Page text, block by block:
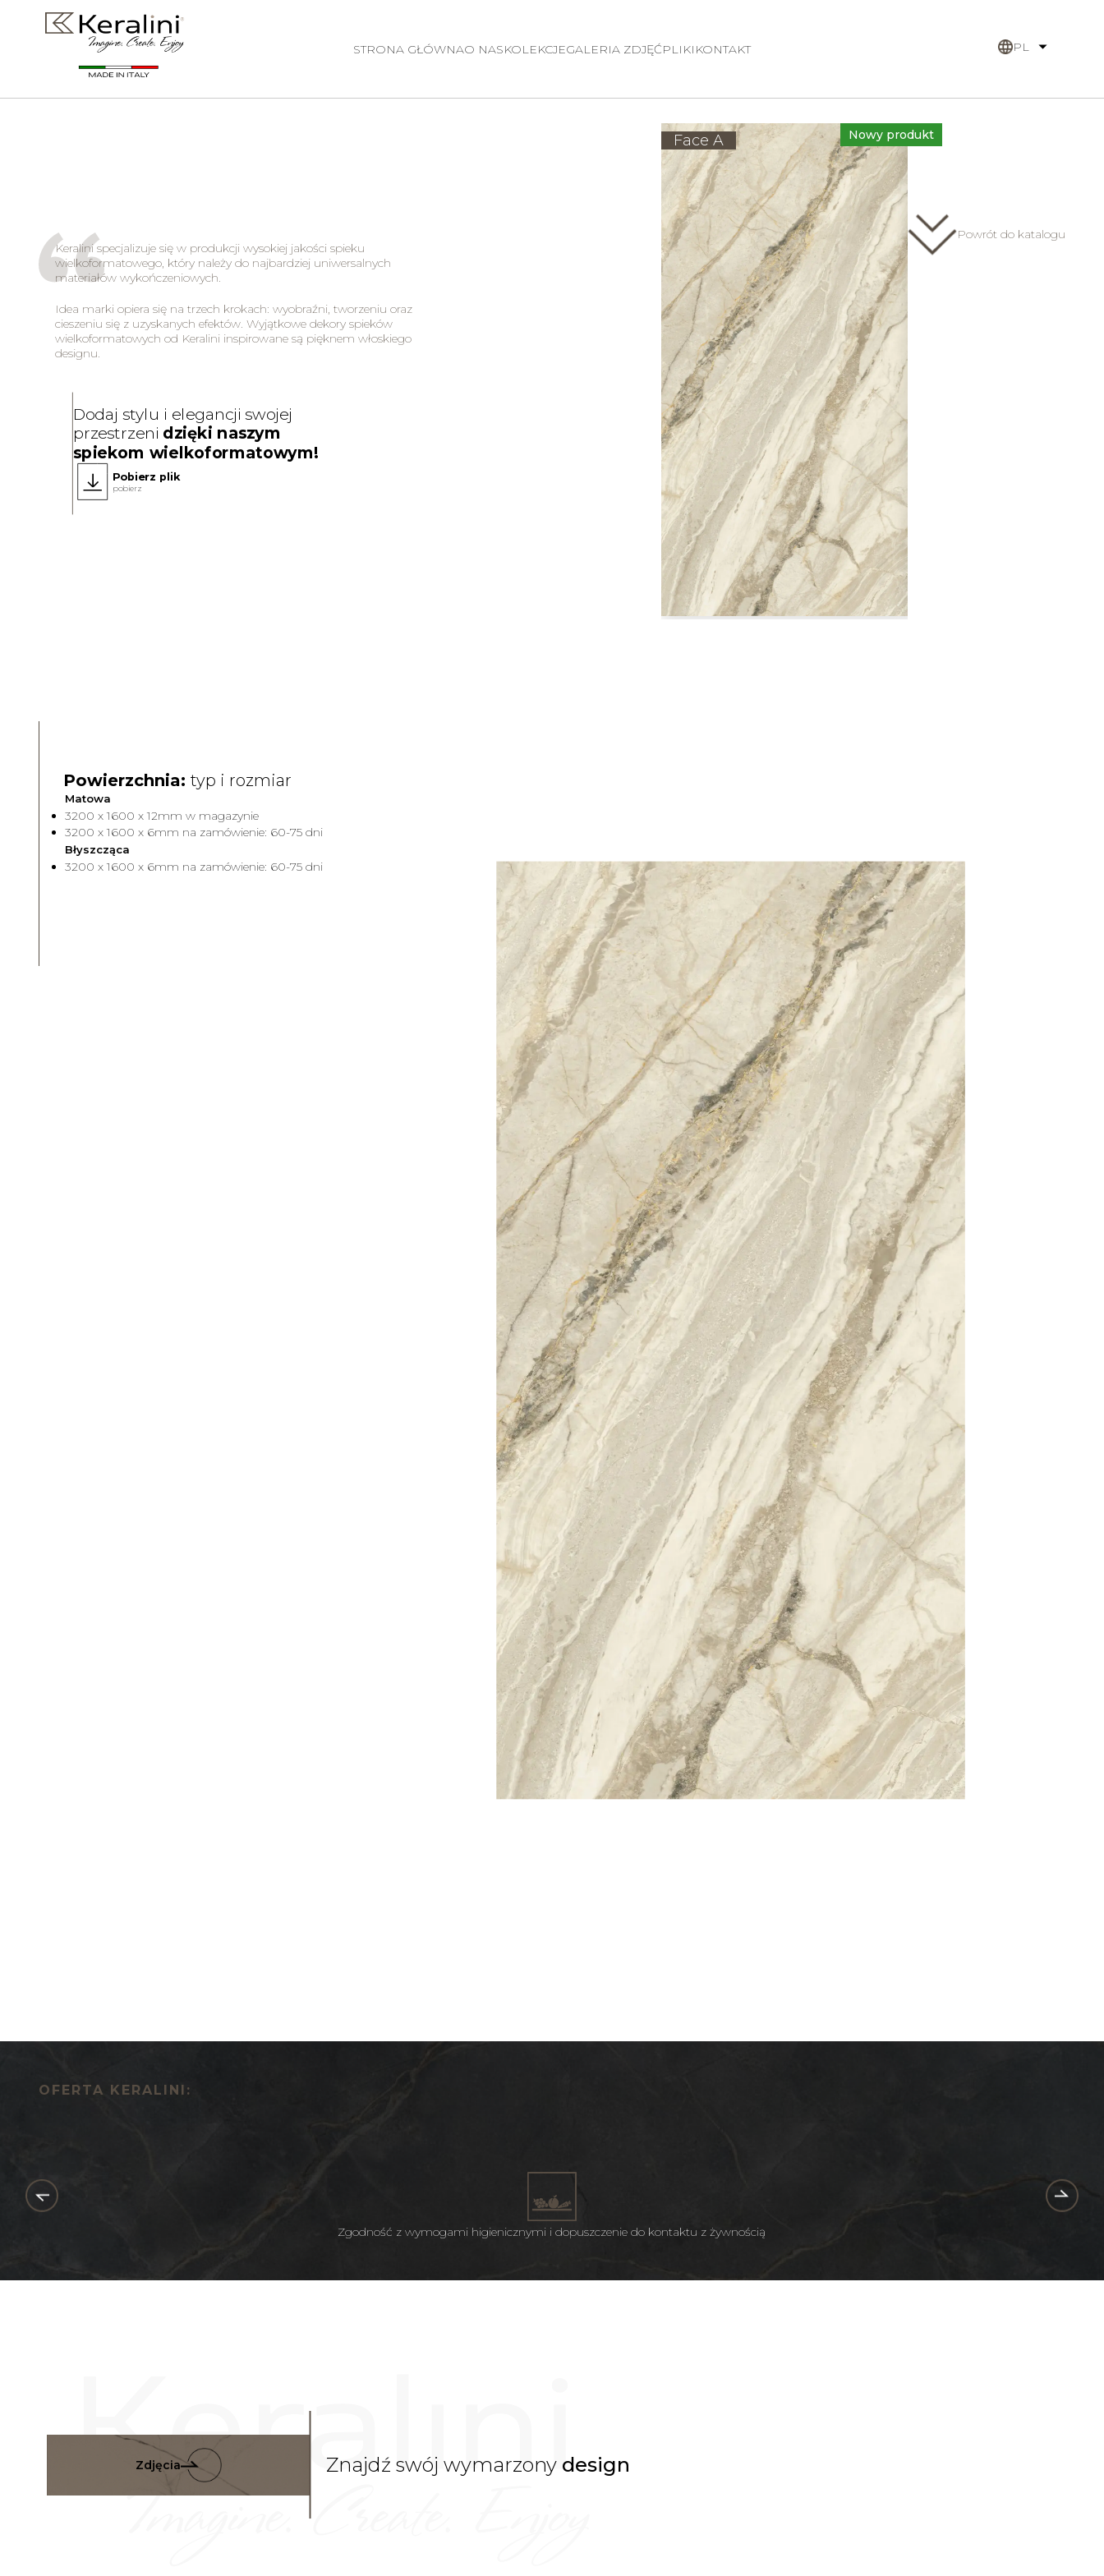
STRONA GŁÓWNAO NASKOLEKCJEGALERIA ZDJĘĆPLIKI KONTAKT PL
Keralini specjalizuje się w produkcji wysokiej jakości spieku
wielkoformatowego, który należy do najbardziej uniwersalnych
materiałów wykończeniowych.
Idea marki opiera się na trzech krokach: wyobraźni, tworzeniu oraz
cieszeniu się z uzyskanych efektów. Wyjątkowe dekory spieków
wielkoformatowych od Keralini inspirowane są pięknem włoskiego
designu.
Dodaj stylu i elegancji swojej
przestrzeni dzięki naszym
spiekom wielkoformatowym!
Pobierz plik
pobierz
Face A Face B
Nowy produkt
Powrót do katalogu
Powierzchnia:typ i rozmiar
Matowa
3200 x 1600 x 12mm w magazynie
3200 x 1600 x 6mm na zamówienie: 60-75 dni
Błyszcząca
3200 x 1600 x 6mm na zamówienie: 60-75 dni
OFERTA KERALINI:
Zgodność z wymogami higienicznymi i dopuszczenie do kontaktu z żywnością
Zdjęcia Znajdź swój wymarzony design